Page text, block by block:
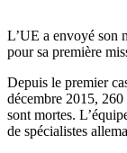
L’UE a envoyé son
pour sa première
Depuis le premier
décembre 2015, 260
sont mortes.
de spécialistes